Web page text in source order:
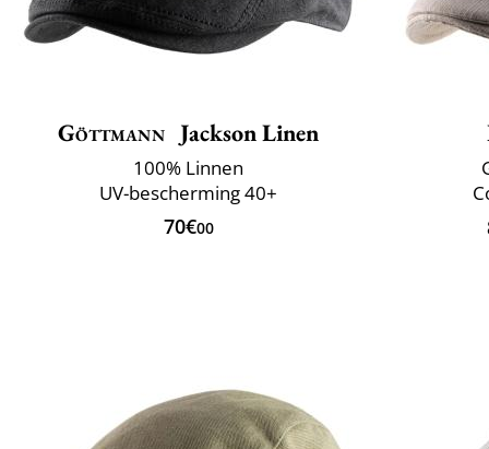
Göttmann Jackson Linen
100% Linnen
UV-bescherming 40+
70€00